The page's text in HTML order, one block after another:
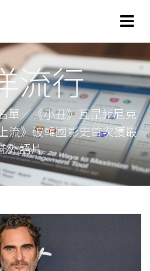
流行
單／《小丑》瓦昆菲尼克
流》破韓國影史首次獲最
外語片